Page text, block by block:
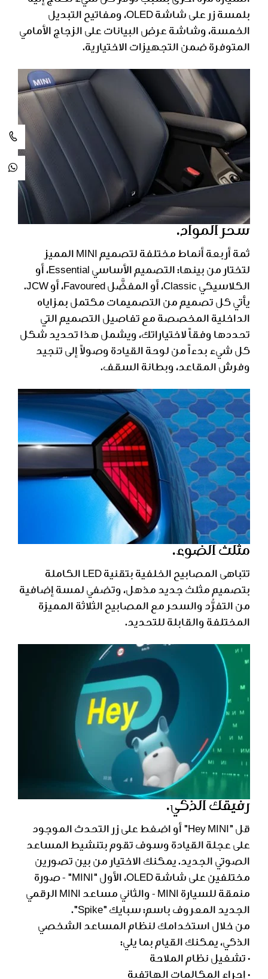
بلمسة زر على شاشة OLED، ومفاتيح التبديل
الخمسة، وشاشة عرض البيانات على الزجاج الأمامي
المتوفرة ضمن التجهيزات الاختيارية.
سحر المواد.
ثمة أربعة أنماط مختلفة لتصميم MINI المميز
لتختار من بينها: التصميم الأساسي Essential، أو
الكلاسيكي Classic، أو المفضَّل Favoured، أو JCW.
يأتي كل تصميم من التصميمات مكتمل بمزاياه
الداخلية المخصصة مع تفاصيل التصميم التي
تحددها وفقاً لاختياراتك، ويشمل هذا تحديد شكل
كل شيء بدءاً من لوحة القيادة وصولاً إلى تنجيد
وفرش المقاعد، وبطانة السقف.
مثلث الضوء.
تتباهى المصابيح الخلفية بتقنية LED الكاملة
بتصميم مثلث جديد مذهل، وتضفي لمسة إضافية
من التفرُّد والسحر مع المصابيح الثلاثة المميزة
المختلفة والقابلة للتحديد.
رفيقك الذكي.
قل "Hey MINI" أو اضغط على زر التحدث الموجود
على عجلة القيادة وسوف تقوم بتنشيط المساعد
الصوتي الجديد. يمكنك الاختيار من بين تصورين
مختلفين على شاشة OLED، الأول "MINI" - صورة
منمقة للسيارة MINI - والثاني مساعد MINI الرقمي
الجديد المعروف باسم: سبايك "Spike".
من خلال استخدامك لنظام المساعد الشخصي
الذكي، يمكنك القيام بما يلي:
• تشغيل نظام الملاحة
• إجراء المكالمات الهاتفية